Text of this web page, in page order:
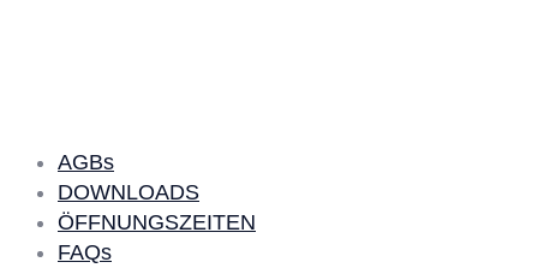
AGBs
DOWNLOADS
ÖFFNUNGSZEITEN
FAQs